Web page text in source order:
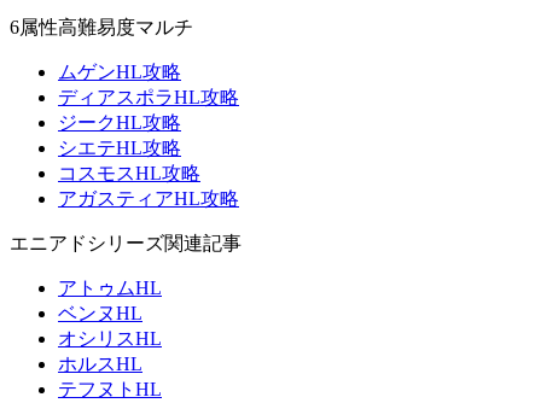
6属性高難易度マルチ
ムゲンHL攻略
ディアスポラHL攻略
ジークHL攻略
シエテHL攻略
コスモスHL攻略
アガスティアHL攻略
エニアドシリーズ関連記事
アトゥムHL
ベンヌHL
オシリスHL
ホルスHL
テフヌトHL